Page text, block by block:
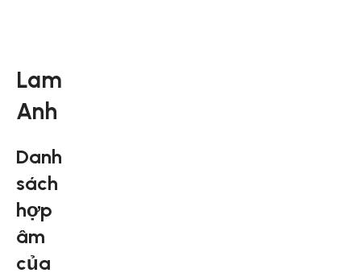
Lam
Anh
Danh
sách
hợp
âm
của